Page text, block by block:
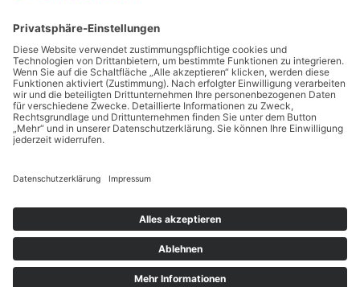
info@autenrieth-kunststofftechnik.de
www.autenrieth-kunststofftechnik.de